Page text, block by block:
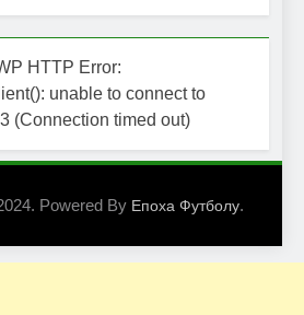
HTTP Error:
unable to connect to
(Connection timed out)
Powered By Епоха Футболу.